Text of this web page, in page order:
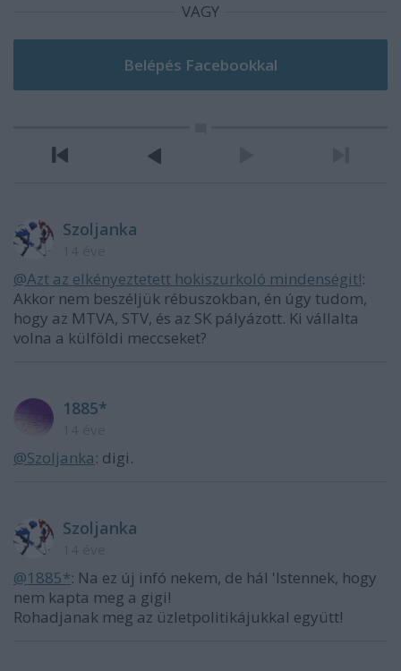
VAGY
Szoljanka
@Azt az elkényeztetett hokiszurkoló mindenségit!:
Akkor nem beszéljük rébuszokban, én úgy tudom,
hogy az MTVA, STV, és az SK pályázott. Ki vállalta
volna a külföldi meccseket?
1885*
@Szoljanka: digi.
Szoljanka
@1885*: Na ez új infó nekem, de hál 'Istennek, hogy
nem kapta meg a gigi!
Rohadjanak meg az üzletpolitikájukkal együtt!